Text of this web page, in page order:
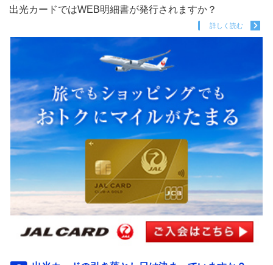
出光カードではWEB明細書が発行されますか？
詳しく読む